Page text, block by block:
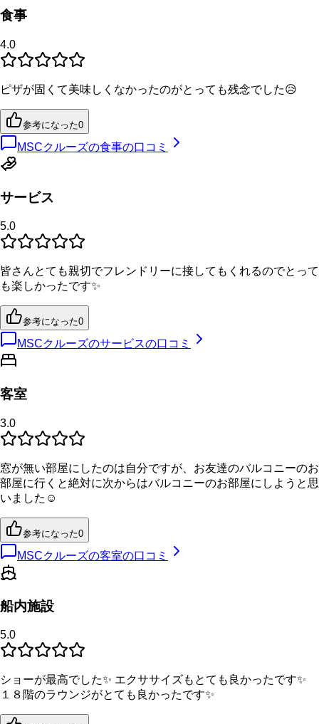
食事
4.0
ピザが固くて美味しくなかったのがとっても残念でした😥
参考になった0
MSCクルーズの食事の口コミ
サービス
5.0
皆さんとても親切でフレンドリーに接してもくれるのでとって
も楽しかったです✨
参考になった0
MSCクルーズのサービスの口コミ
客室
3.0
窓が無い部屋にしたのは自分ですが、お友達のバルコニーのお
部屋に行くと絶対に次からはバルコニーのお部屋にしようと思
いました☺️
参考になった0
MSCクルーズの客室の口コミ
船内施設
5.0
ショーが最高でした✨ エクササイズもとても良かったです✨
１８階のラウンジがとても良かったです✨